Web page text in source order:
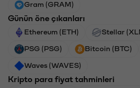
Gram (GRAM)
Günün öne çıkanları
Ethereum (ETH) Stellar
PSG (PSG) Bitcoin (BTC)
Waves (WAVES)
Kripto para fiyat tahminleri